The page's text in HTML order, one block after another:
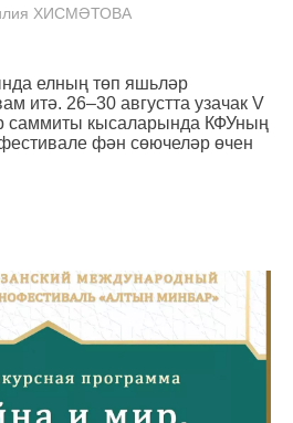
ХИСМӘТОВА
елның төп яшьләр
итә. 26–30 августта узачак V
саммиты кысаларында КФУның
фән сөючеләр өчен